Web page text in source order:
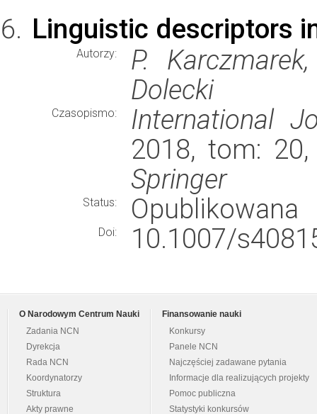
Linguistic descriptors
Autorzy:
P.
Dolecki
Czasopismo:
International
2018, tom:
Springer
Status: Opublikowana
Doi: 10.1007/
O Narodowym Centrum Nauki
Zadania NCN
Dyrekcja
Rada NCN
Koordynatorzy
Struktura
Akty prawne
Finansowanie nauki
Konkursy
Panele NCN
Najczęściej zadawane pytania
Informacje dla realizujących projekty
Pomoc publiczna
Statystyki konkursów